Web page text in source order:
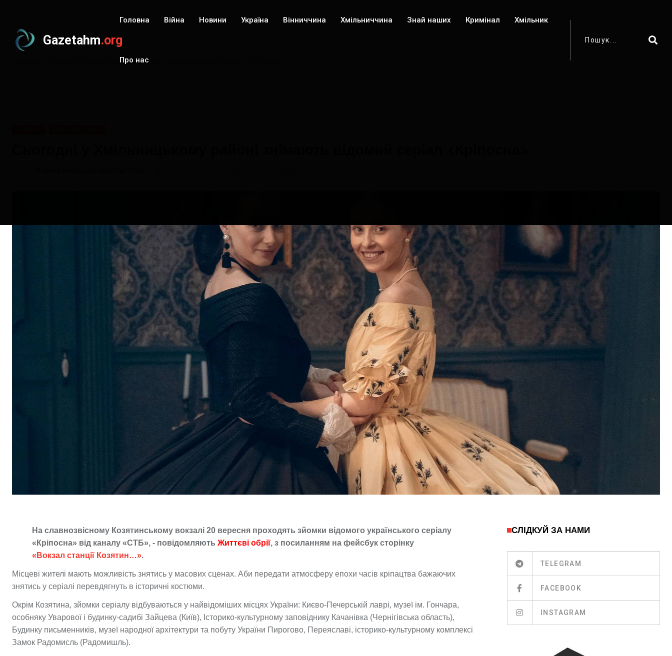
Gazetahm.org
Головна Війна Новини Україна Вінниччина Хмільниччина Знай наших Кримінал Хмільник
Про нас
Сьогодні у Хмільницькому районі знімають відомий серіал «Кріпосна»
На славнозвісному Козятинському вокзалі 20 вересня проходять зйомки відомого українського серіалу
«Кріпосна» від каналу «СТБ», - повідомляють Життєві обрії, з посиланням на фейсбук сторінку
«Вокзал станції Козятин…».
Місцеві жителі мають можливість знятись у масових сценах. Аби передати атмосферу епохи часів кріпацтва бажаючих
знятись у серіалі перевдягнуть в історичні костюми.
Окрім Козятина, зйомки серіалу відбуваються у найвідоміших місцях України: Києво-Печерській лаврі, музеї ім. Гончара,
особняку Уварової і будинку-садибі Зайцева (Київ), Історико-культурному заповіднику Качанівка (Чернігівська область),
Будинку письменників, музеї народної архітектури та побуту України Пирогово, Переяславі, історико-культурному комплексі
Замок Радомисль (Радомишль).
СЛІДКУЙ ЗА НАМИ
TELEGRAM
FACEBOOK
INSTAGRAM